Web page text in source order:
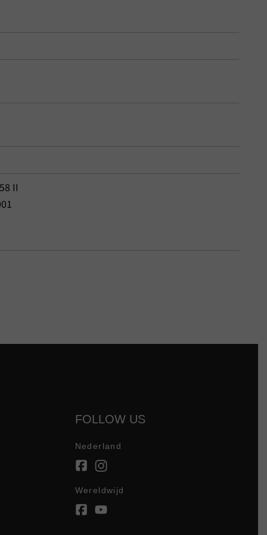
II
FOLLOW US
Nederland
Wereldwijd